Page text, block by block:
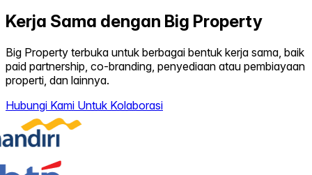
Kerja Sama dengan Big Property
Big Property terbuka untuk berbagai bentuk kerja sama, baik
paid partnership, co-branding, penyediaan atau pembiayaan
properti, dan lainnya.
Hubungi Kami Untuk Kolaborasi